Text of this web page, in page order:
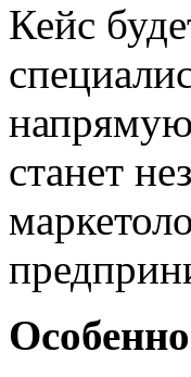
Кейс
станет